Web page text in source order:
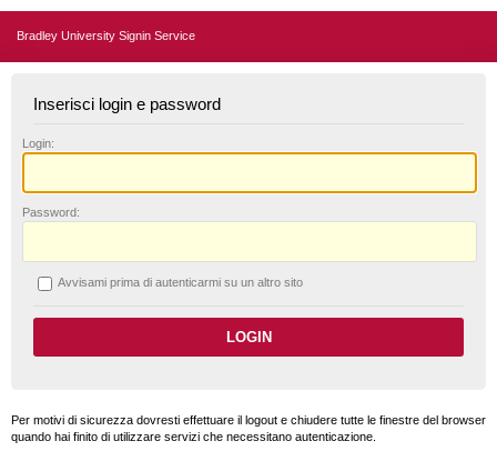
Bradley University Signin Service
Inserisci login e password
L ogin:
Password:
Avvisami prima di autenticarmi su un altro sito
Per motivi di sicurezza dovresti effettuare il logout e chiudere tutte le finestre del browser
quando hai finito di utilizzare servizi che necessitano autenticazione.